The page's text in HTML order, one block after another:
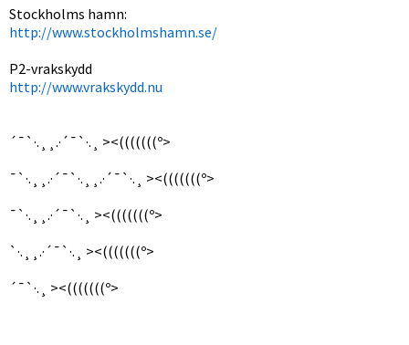
Stockholms hamn:
http://www.stockholmshamn.se/
P2-vrakskydd
http://www.vrakskydd.nu
´¯`·.¸¸.·´¯`·.¸ ><(((((((º>
¯`·.¸¸.·´¯`·.¸¸.·´¯`·.¸ ><(((((((º>
¯`·.¸¸.·´¯`·.¸ ><(((((((º>
`·.¸¸.·´¯`·.¸ ><(((((((º>
´¯`·.¸ ><(((((((º>